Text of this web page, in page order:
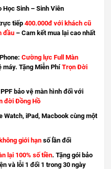
Học Sinh – Sinh Viên
tiếp 400.000đ với khách cũ
đầu – Cam kết mua lại cao nhất
Cường lực Full Màn
máy. Tặng Miễn Phí Trọn Đời
bảo vệ màn hình đối với
đời Đồng Hồ
Watch, iPad, Macbook cùng một
giới hạnsố lần đổi
lại 100% số tiền. Tặng gói bảo
và lỗi 1 đổi 1 trong 30 ngày